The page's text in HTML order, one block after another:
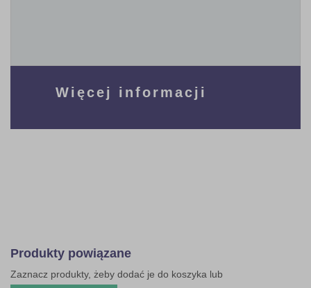
Więcej informacji
Produkty powiązane
Zaznacz produkty, żeby dodać je do koszyka lub